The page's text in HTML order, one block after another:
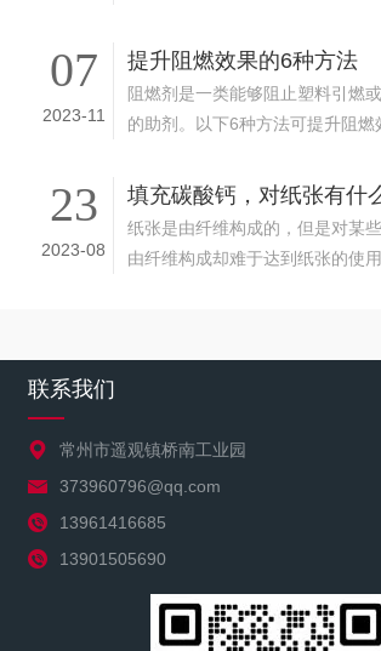
07
2023-11
提升阻燃效果的6种方法
阻燃剂是一类能够阻止塑料引燃
的助剂。以下6种方法可提升阻燃
23
2023-08
填充碳酸钙，对纸张有什
纸张是由纤维构成的，但是对某
由纤维构成却难于达到纸张的使
联系我们
常州市遥观镇桥南工业园
373960796@qq.com
13961416685
13901505690